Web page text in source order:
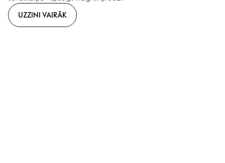
UZZINI VAIRĀK